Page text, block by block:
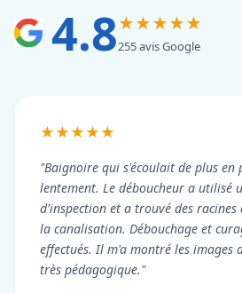
4.8★★★★★
255 avis Google
★★★★★
"Baignoire qui s'écoulait de plus en
lentement. Le déboucheur a utilisé
d'inspection et a trouvé des racines
la canalisation. Débouchage et
effectués. Il m'a montré les images
très pédagogique."